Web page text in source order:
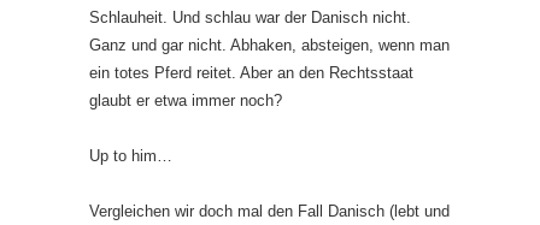
Schlauheit. Und schlau war der Danisch nicht.
Ganz und gar nicht. Abhaken, absteigen, wenn man
ein totes Pferd reitet. Aber an den Rechtsstaat
glaubt er etwa immer noch?
Up to him…
Vergleichen wir doch mal den Fall Danisch (lebt und